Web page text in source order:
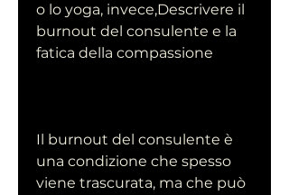
o lo yoga, invece,Descrivere il
burnout del consulente e la
fatica della compassione
Il burnout del consulente è
una condizione che spesso
viene trascurata, ma che può